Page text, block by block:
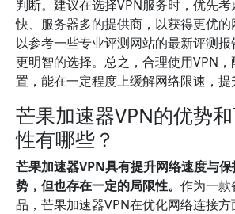
判断。建议在选择VPN服务时，优先
快、服务器多的提供商，以获得更优
以参考一些专业评测网站的最新评测
更明智的选择。总之，合理使用VPN
置，能在一定程度上缓解网络限速，提
芒果加速器VPN的优势
性有哪些？
芒果加速器VPN具有提升网络速度与
势，但也存在一定的局限性。 作为一款
品，芒果加速器VPN在优化网络连接